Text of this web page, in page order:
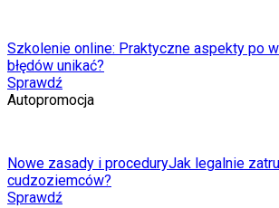
Szkolenie online: Praktyczne aspekty po
błędów unikać?
Sprawdź
Autopromocja
Nowe zasady i proceduryJak legalnie
cudzoziemców?
Sprawdź